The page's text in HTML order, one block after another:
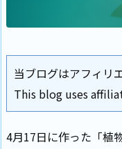
当ブログはアフィリ
This blog uses
4月17日に作った「植